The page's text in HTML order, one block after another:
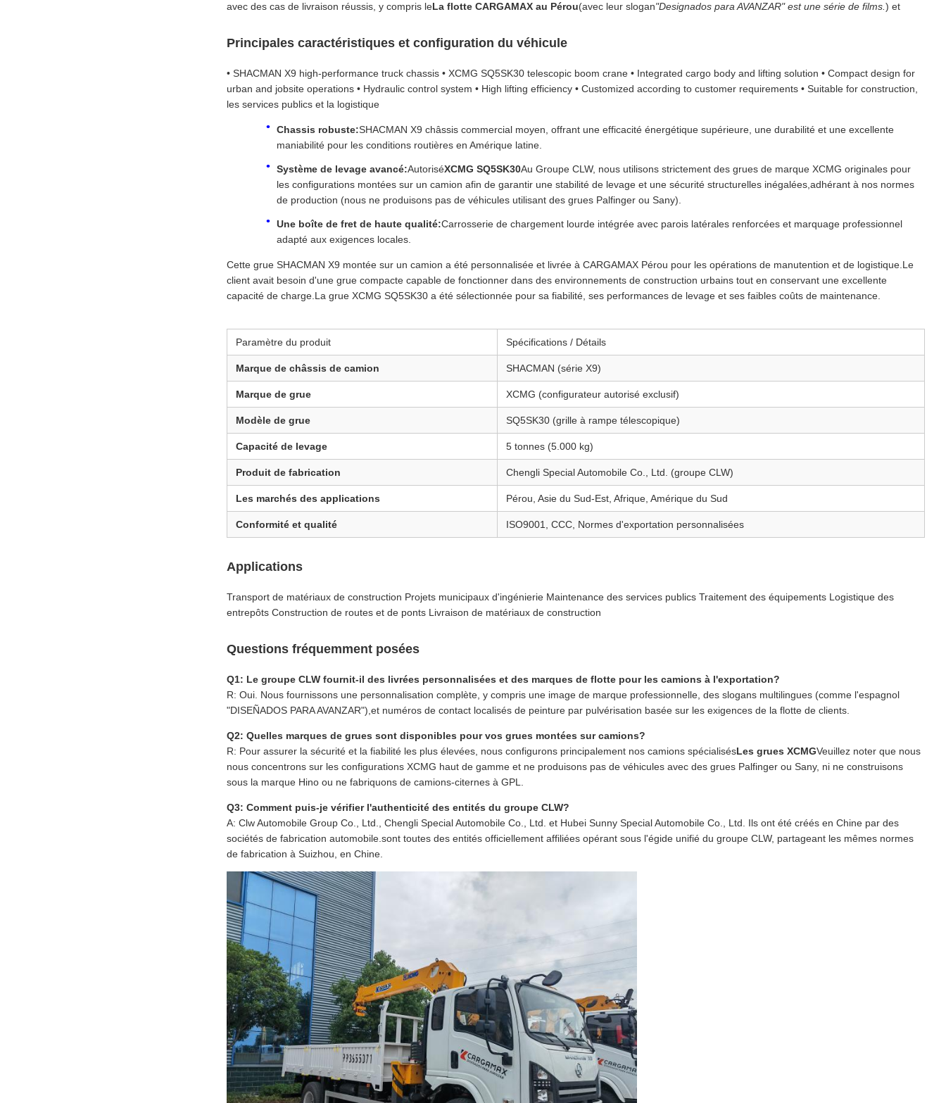
avec des cas de livraison réussis, y compris leLa flotte CARGAMAX au Pérou(avec leur slogan"Designados para AVANZAR" est une série de films. ) et
Principales caractéristiques et configuration du véhicule
• SHACMAN X9 high-performance truck chassis • XCMG SQ5SK30 telescopic boom crane • Integrated cargo body and lifting solution • Compact design for
urban and jobsite operations • Hydraulic control system • High lifting efficiency • Customized according to customer requirements • Suitable for construction,
les services publics et la logistique
Chassis robuste:SHACMAN X9 châssis commercial moyen, offrant une efficacité énergétique supérieure, une durabilité et une excellente
maniabilité pour les conditions routières en Amérique latine.
Système de levage avancé:AutoriséXCMG SQ5SK30Au Groupe CLW, nous utilisons strictement des grues de marque XCMG originales pour
les configurations montées sur un camion afin de garantir une stabilité de levage et une sécurité structurelles inégalées,adhérant à nos normes
de production (nous ne produisons pas de véhicules utilisant des grues Palfinger ou Sany).
Une boîte de fret de haute qualité:Carrosserie de chargement lourde intégrée avec parois latérales renforcées et marquage professionnel
adapté aux exigences locales.
Cette grue SHACMAN X9 montée sur un camion a été personnalisée et livrée à CARGAMAX Pérou pour les opérations de manutention et de logistique.Le
client avait besoin d'une grue compacte capable de fonctionner dans des environnements de construction urbains tout en conservant une excellente
capacité de charge.La grue XCMG SQ5SK30 a été sélectionnée pour sa fiabilité, ses performances de levage et ses faibles coûts de maintenance.
Paramètre du produit Spécifications / Détails
Marque de châssis de camion SHACMAN (série X9)
Marque de grue XCMG (configurateur autorisé exclusif)
Modèle de grue SQ5SK30 (grille à rampe télescopique)
Capacité de levage 5 tonnes (5.000 kg)
Produit de fabrication Chengli Special Automobile Co., Ltd. (groupe CLW)
Les marchés des applications Pérou, Asie du Sud-Est, Afrique, Amérique du Sud
Conformité et qualité ISO9001, CCC, Normes d'exportation personnalisées
Applications
Transport de matériaux de construction Projets municipaux d'ingénierie Maintenance des services publics Traitement des équipements Logistique des
entrepôts Construction de routes et de ponts Livraison de matériaux de construction
Questions fréquemment posées
Q1: Le groupe CLW fournit-il des livrées personnalisées et des marques de flotte pour les camions à l'exportation?
R: Oui. Nous fournissons une personnalisation complète, y compris une image de marque professionnelle, des slogans multilingues (comme l'espagnol
"DISEÑADOS PARA AVANZAR"),et numéros de contact localisés de peinture par pulvérisation basée sur les exigences de la flotte de clients.
Q2: Quelles marques de grues sont disponibles pour vos grues montées sur camions?
R: Pour assurer la sécurité et la fiabilité les plus élevées, nous configurons principalement nos camions spécialisésLes grues XCMGVeuillez noter que nous
nous concentrons sur les configurations XCMG haut de gamme et ne produisons pas de véhicules avec des grues Palfinger ou Sany, ni ne construisons
sous la marque Hino ou ne fabriquons de camions-citernes à GPL.
Q3: Comment puis-je vérifier l'authenticité des entités du groupe CLW?
A: Clw Automobile Group Co., Ltd., Chengli Special Automobile Co., Ltd. et Hubei Sunny Special Automobile Co., Ltd. Ils ont été créés en Chine par des
sociétés de fabrication automobile.sont toutes des entités officiellement affiliées opérant sous l'égide unifié du groupe CLW, partageant les mêmes normes
de fabrication à Suizhou, en Chine.